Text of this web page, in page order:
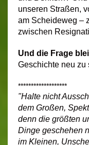
unseren Straßen,
am Scheideweg –
zwischen
Und die Frage
Geschichte neu zu
*******************
"Halte nicht
dem Großen,
denn die größten
Dinge geschehen
im Kleinen,